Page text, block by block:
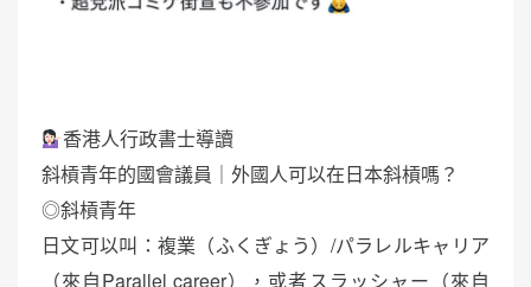
香港人行政書士導讀
斜槓青年的國會議員｜外國人可以在日本斜槓嗎？
◎斜槓青年
日文可以叫：複業（ふくぎょう）/パラレルキャリア
（來自Parallel career），或者スラッシャー（來自